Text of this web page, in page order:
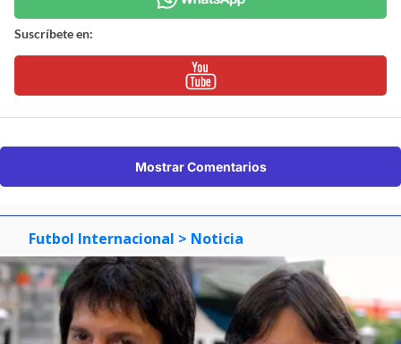
Suscríbete en:
Mostrar Comentarios
Futbol Internacional > Noticia